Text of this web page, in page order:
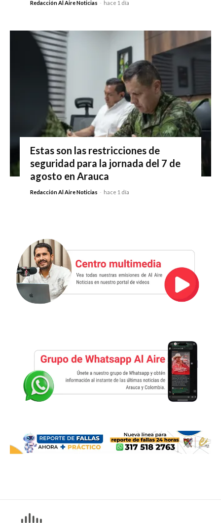
Redacción Al Aire Noticias - hace 1 día
Estas son las restricciones de
seguridad para la jornada del 7 de
agosto en Arauca
Redacción Al Aire Noticias - hace 1 día